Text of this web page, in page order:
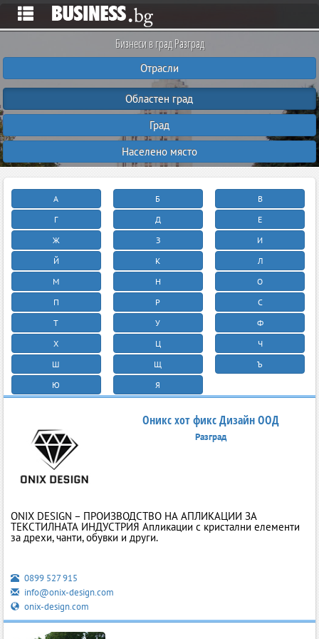
Бизнеси в град Разград
Отрасли
Областен град
Град
Населено място
А Б
В
Г
Д
Е
Ж
З
И
Й
К
Л
М
Н
О
П
Р
С
Т
У
Ф
Х
Ц
Ч
Ш
Щ
Ъ
Ю
Я
Оникс хот фикс Дизайн ООД
Разград
ONIX DESIGN – ПРОИЗВОДСТВО НА АПЛИКАЦИИ ЗА
ТЕКСТИЛНАТА ИНДУСТРИЯ Апликации с кристални елементи
за дрехи, чанти, обувки и други.
0899 527 915
info@onix-design.com
onix-design.com